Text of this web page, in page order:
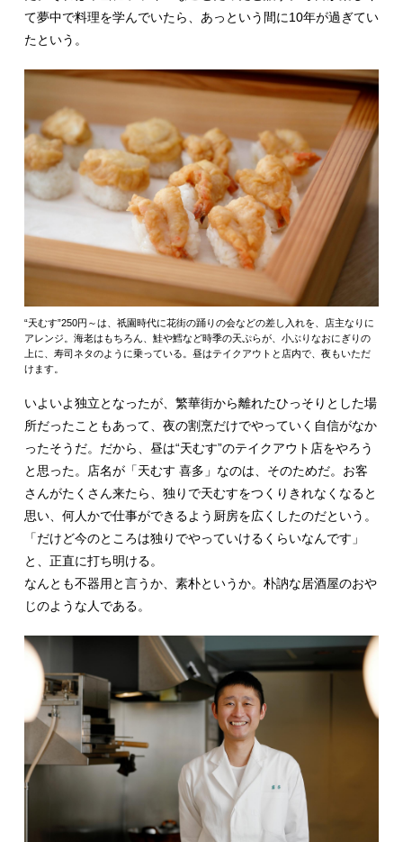
て夢中で料理を学んでいたら、あっという間に10年が過ぎてい
たという。
“天むす”250円～は、祇園時代に花街の踊りの会などの差し入れを、店主なりに
アレンジ。海老はもちろん、鮭や鱈など時季の天ぷらが、小ぶりなおにぎりの
上に、寿司ネタのように乗っている。昼はテイクアウトと店内で、夜もいただ
けます。
いよいよ独立となったが、繁華街から離れたひっそりとした場
所だったこともあって、夜の割烹だけでやっていく自信がなか
ったそうだ。だから、昼は“天むす”のテイクアウト店をやろう
と思った。店名が「天むす 喜多」なのは、そのためだ。お客
さんがたくさん来たら、独りで天むすをつくりきれなくなると
思い、何人かで仕事ができるよう厨房を広くしたのだという。
「だけど今のところは独りでやっていけるくらいなんです」
と、正直に打ち明ける。
なんとも不器用と言うか、素朴というか。朴訥な居酒屋のおや
じのような人である。